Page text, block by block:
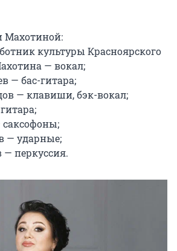
Махотиной:
культуры Красноярского
— вокал;
— бас-гитара;
— клавиши, бэк-вокал;
— ударные;
перкуссия.